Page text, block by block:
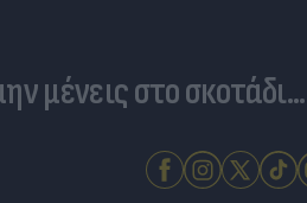
μένεις στο